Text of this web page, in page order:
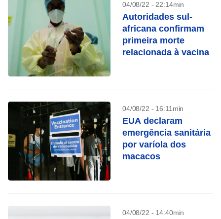
04/08/22 - 22:14min
Autoridades sul-
africana confirmam
primeira morte
relacionada à vacina
04/08/22 - 16:11min
EUA declaram
emergência sanitária
por varíola dos
macacos
04/08/22 - 14:40min